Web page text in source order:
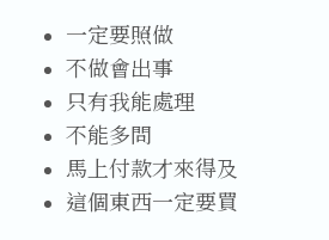
一定要照做
不做會出事
只有我能處理
不能多問
馬上付款才來得及
這個東西一定要買